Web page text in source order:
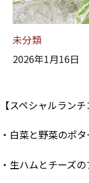
未分類
2026年1月16日
【スペシャルラン
・白菜と野菜のポ
・生ハムとチーズ